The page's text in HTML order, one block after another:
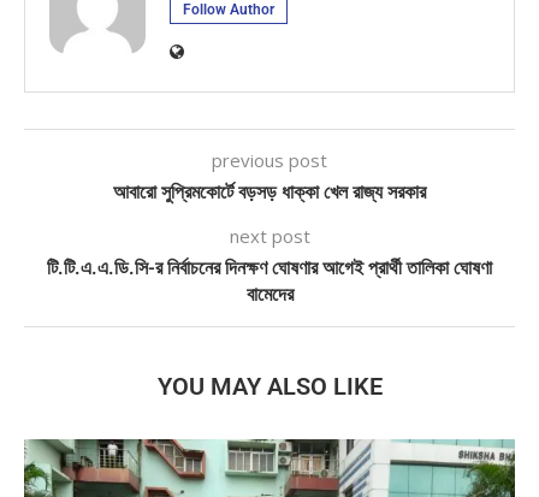
Follow Author
previous post
আবারো সুপ্রিমকোর্টে বড়সড় ধাক্কা খেল রাজ্য সরকার
next post
টি.টি.এ.এ.ডি.সি-র নির্বাচনের দিনক্ষণ ঘোষণার আগেই প্রার্থী তালিকা ঘোষণা
বামেদের
YOU MAY ALSO LIKE